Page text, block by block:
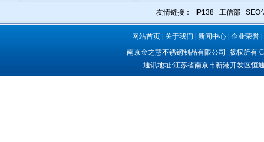
友情链接： IP138 工信部 SEO
网站首页 关于我们 新闻中心 企业荣誉
南京金之慧不锈钢制品有限公司
版权所有
通讯地址:江苏省南京市新港开发区恒